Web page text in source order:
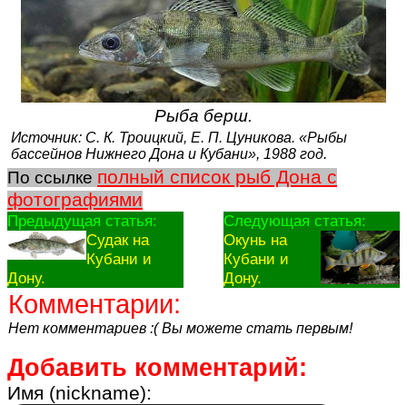
Рыба берш.
Источник: С. К. Троицкий, Е. П. Цуникова. «Рыбы
бассейнов Нижнего Дона и Кубани», 1988 год.
По ссылке полный список рыб Дона с
фотографиями
Предыдущая статья:
Судак на
Кубани и
Дону.
Следующая статья:
Окунь на
Кубани и
Дону.
Комментарии:
Нет комментариев :( Вы можете стать первым!
Добавить комментарий:
Имя (nickname):